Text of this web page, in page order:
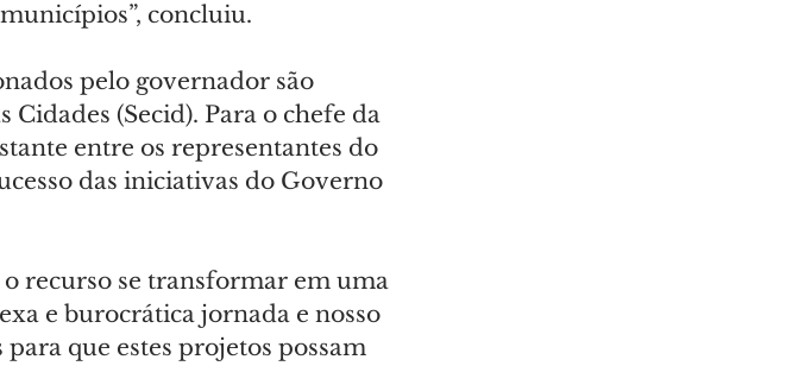
concluiu.
pelo governador são
Cidades (Secid). Para o chefe da
entre os representantes do
das iniciativas do Governo
recurso se transformar em uma
e burocrática jornada e nosso
que estes projetos possam